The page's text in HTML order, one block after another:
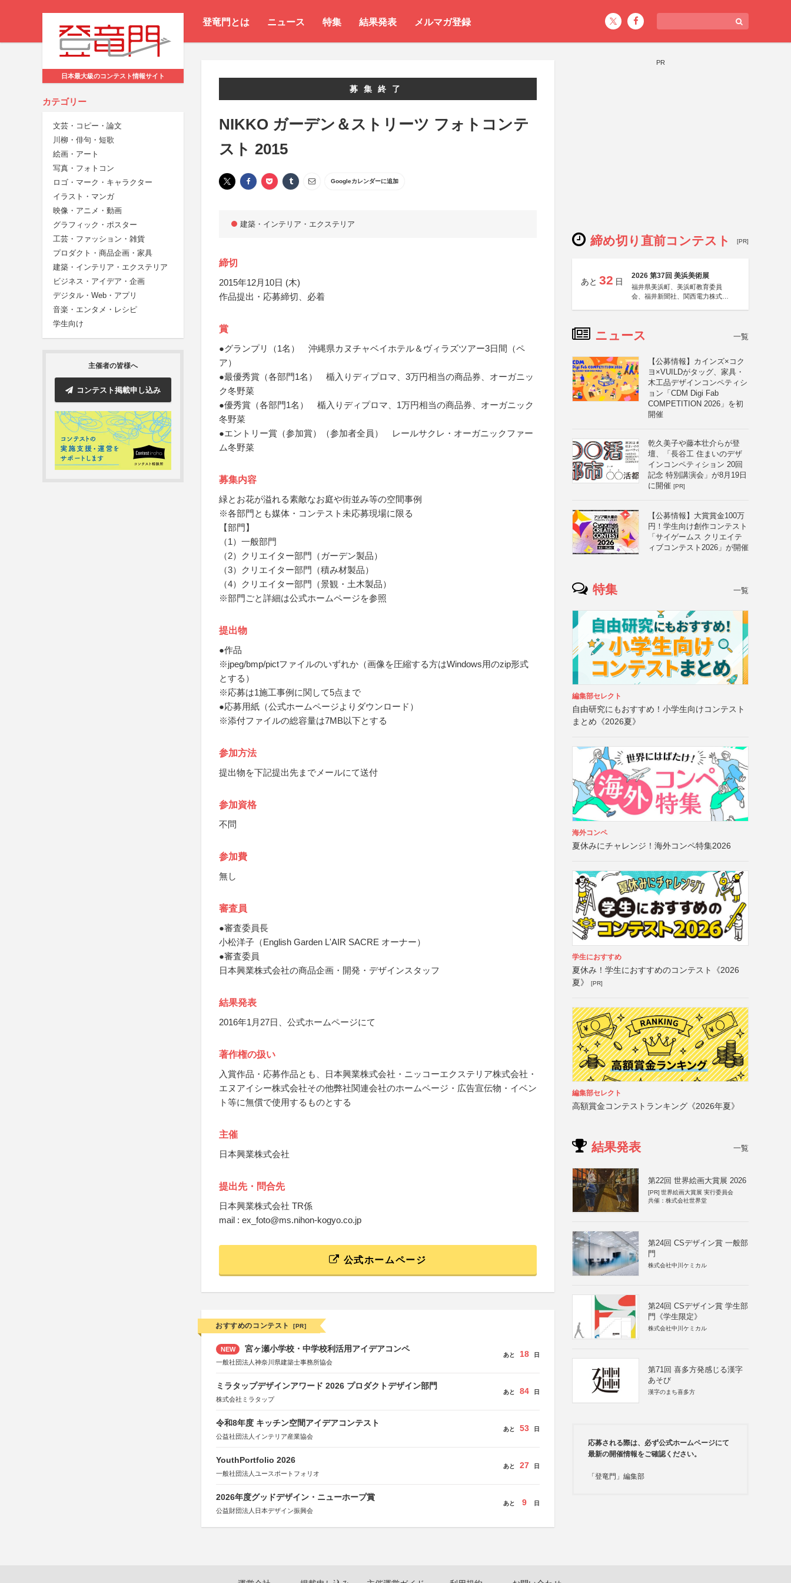
登竜門とは ニュース 特集 結果発表 メルマガ登録
日本最大級のコンテスト情報サイト
カテゴリー
文芸・コピー・論文
川柳・俳句・短歌
絵画・アート
写真・フォトコン
ロゴ・マーク・キャラクター
イラスト・マンガ
映像・アニメ・動画
グラフィック・ポスター
工芸・ファッション・雑貨
プロダクト・商品企画・家具
建築・インテリア・エクステリア
ビジネス・アイデア・企画
デジタル・Web・アプリ
音楽・エンタメ・レシピ
学生向け
主催者の皆様へ
コンテスト掲載申し込み
募集終了
NIKKO ガーデン＆ストリーツ フォトコンテ
スト 2015
Googleカレンダーに追加
建築・インテリア・エクステリア
締切
2015年12月10日 (木)
作品提出・応募締切、必着
賞
●グランプリ（1名） 沖縄県カヌチャベイホテル＆ヴィラズツアー3日間（ペ
ア）
●最優秀賞（各部門1名） 楯入りディプロマ、3万円相当の商品券、オーガニッ
ク冬野菜
●優秀賞（各部門1名） 楯入りディプロマ、1万円相当の商品券、オーガニック
冬野菜
●エントリー賞（参加賞）（参加者全員） レールサクレ・オーガニックファー
ム冬野菜
募集内容
緑とお花が溢れる素敵なお庭や街並み等の空間事例
※各部門とも媒体・コンテスト未応募現場に限る
【部門】
（1）一般部門
（2）クリエイター部門（ガーデン製品）
（3）クリエイター部門（積み材製品）
（4）クリエイター部門（景観・土木製品）
※部門ごと詳細は公式ホームページを参照
提出物
●作品
※jpeg/bmp/pictファイルのいずれか（画像を圧縮する方はWindows用のzip形式
とする）
※応募は1施工事例に関して5点まで
●応募用紙（公式ホームページよりダウンロード）
※添付ファイルの総容量は7MB以下とする
参加方法
提出物を下記提出先までメールにて送付
参加資格
不問
参加費
無し
審査員
●審査委員長
小松洋子（English Garden L'AIR SACRE オーナー）
●審査委員
日本興業株式会社の商品企画・開発・デザインスタッフ
結果発表
2016年1月27日、公式ホームページにて
著作権の扱い
入賞作品・応募作品とも、日本興業株式会社・ニッコーエクステリア株式会社・
エヌアイシー株式会社その他弊社関連会社のホームページ・広告宣伝物・イベン
ト等に無償で使用するものとする
主催
日本興業株式会社
提出先・問合先
日本興業株式会社 TR係
mail : ex_foto@ms.nihon-kogyo.co.jp
公式ホームページ
おすすめのコンテスト [PR]
NEW 宮ヶ瀬小学校・中学校利活用アイデアコンペ
一般社団法人神奈川県建築士事務所協会
あと 18 日
ミラタップデザインアワード 2026 プロダクトデザイン部門
株式会社ミラタップ
あと 84 日
令和8年度 キッチン空間アイデアコンテスト
公益社団法人インテリア産業協会
あと 53 日
YouthPortfolio 2026
一般社団法人ユースポートフォリオ
あと 27 日
2026年度グッドデザイン・ニューホープ賞
公益財団法人日本デザイン振興会
あと 9 日
PR
締め切り直前コンテスト [PR]
あと 32 日
2026 第37回 美浜美術展
福井県美浜町、美浜町教育委員
会、福井新聞社、関西電力株式会
ニュース 一覧
【公募情報】カインズ×コク
ヨ×VUILDがタッグ、家具・
木工品デザインコンペティシ
ョン「CDM Digi Fab
COMPETITION 2026」を初
開催
乾久美子や藤本壮介らが登
壇、「長谷工 住まいのデザ
インコンペティション 20回
記念 特別講演会」が8月19日
に開催 [PR]
【公募情報】大賞賞金100万
円！学生向け創作コンテスト
「サイゲームス クリエイテ
ィブコンテスト2026」が開催
特集 一覧
編集部セレクト
自由研究にもおすすめ！小学生向けコンテスト
まとめ《2026夏》
海外コンペ
夏休みにチャレンジ！海外コンペ特集2026
学生におすすめ
夏休み！学生におすすめのコンテスト《2026
夏》
[PR]
編集部セレクト
高額賞金コンテストランキング《2026年夏》
結果発表 一覧
第22回 世界絵画大賞展 2026
[PR] 世界絵画大賞展 実行委員会
共催：株式会社世界堂
第24回 CSデザイン賞 一般部
門
株式会社中川ケミカル
第24回 CSデザイン賞 学生部
門《学生限定》
株式会社中川ケミカル
第71回 喜多方発感じる漢字
あそび
漢字のまち喜多方
応募される際は、必ず公式ホームページにて
最新の開催情報をご確認ください。
「登竜門」編集部